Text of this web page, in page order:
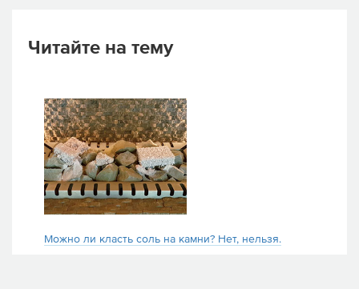
Читайте на тему
Можно ли класть соль на камни? Нет, нельзя.